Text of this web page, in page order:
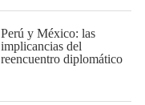
Perú y México: las
implicancias del
reencuentro diplomático